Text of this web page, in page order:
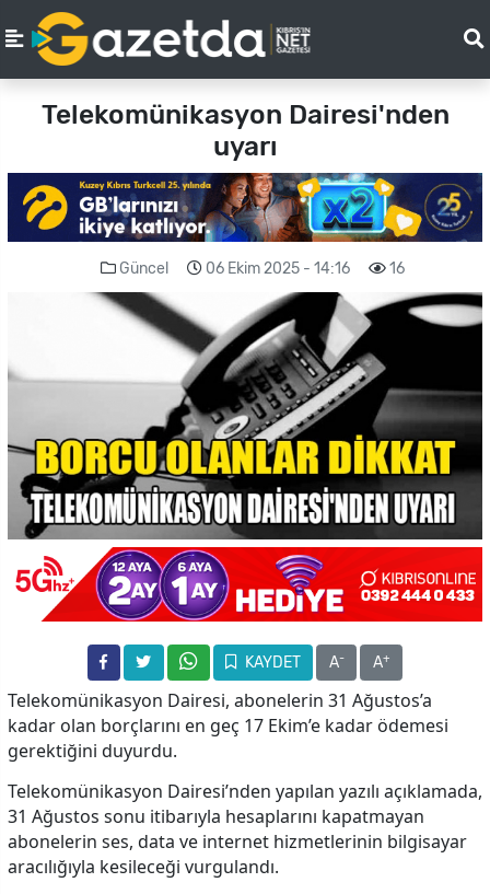
Telekomünikasyon Dairesi'nden
uyarı
Güncel 06 Ekim 2025 - 14:16 16
KAYDET A- A+
Telekomünikasyon Dairesi, abonelerin 31 Ağustos’a
kadar olan borçlarını en geç 17 Ekim’e kadar ödemesi
gerektiğini duyurdu.
Telekomünikasyon Dairesi’nden yapılan yazılı açıklamada,
31 Ağustos sonu itibarıyla hesaplarını kapatmayan
abonelerin ses, data ve internet hizmetlerinin bilgisayar
aracılığıyla kesileceği vurgulandı.